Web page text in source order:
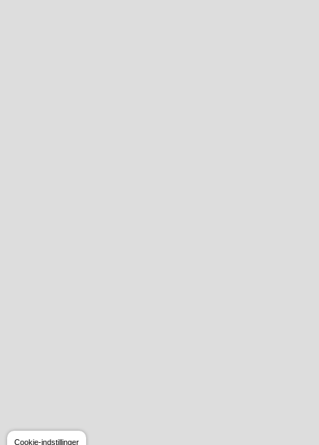
Cookie-indstillinger